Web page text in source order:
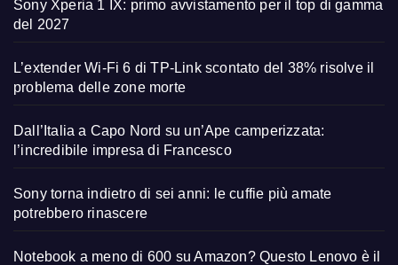
Sony Xperia 1 IX: primo avvistamento per il top di gamma
del 2027
L’extender Wi-Fi 6 di TP-Link scontato del 38% risolve il
problema delle zone morte
Dall’Italia a Capo Nord su un’Ape camperizzata:
l’incredibile impresa di Francesco
Sony torna indietro di sei anni: le cuffie più amate
potrebbero rinascere
Notebook a meno di 600 su Amazon? Questo Lenovo è il